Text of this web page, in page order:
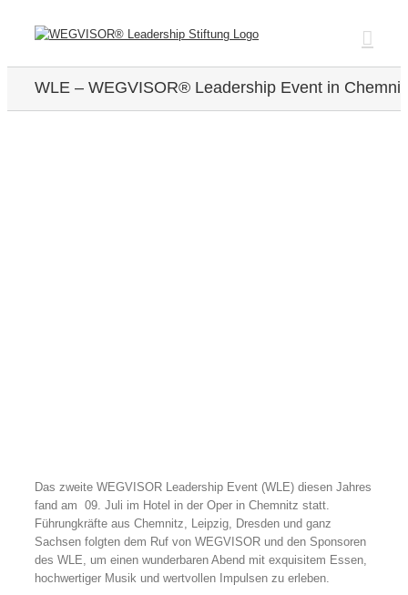
WLE – WEGVISOR® Leadership Event in
Das zweite WEGVISOR Leadership Event (WLE) diesen Jahres
fand am 09. Juli im Hotel in der Oper in Chemnitz statt.
Führungkräfte aus Chemnitz, Leipzig, Dresden und ganz
Sachsen folgten dem Ruf von WEGVISOR und den Sponsoren
des WLE, um einen wunderbaren Abend mit exquisitem Essen,
hochwertiger Musik und wertvollen Impulsen zu erleben.